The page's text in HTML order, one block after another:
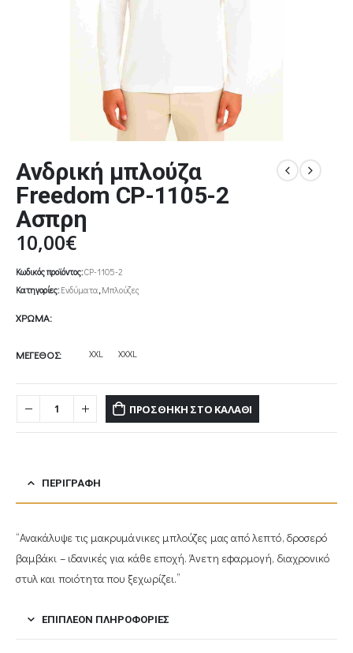
Ανδρική μπλούζα
Freedom CP-1105-2
Ασπρη
10,00€
Κωδικός προϊόντος:CP-1105-2
Κατηγορίες: Ενδύματα, Μπλούζες
ΧΡΩΜΑ
ΜΕΓΕΘΟΣ XXL XXXL
ΠΡΟΣΘΉΚΗ ΣΤΟ ΚΑΛΆΘΙ
ΠΕΡΙΓΡΑΦΉ
“Ανακάλυψε τις μακρυμάνικες μπλούζες μας από λεπτό, δροσερό
βαμβάκι – ιδανικές για κάθε εποχή. Άνετη εφαρμογή, διαχρονικό
στυλ και ποιότητα που ξεχωρίζει.”
ΕΠΙΠΛΈΟΝ ΠΛΗΡΟΦΟΡΊΕΣ